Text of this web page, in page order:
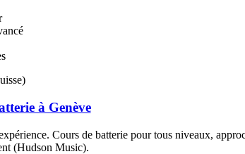
à Genève
Cours de batterie pour tous niveaux,
(Hudson Music).